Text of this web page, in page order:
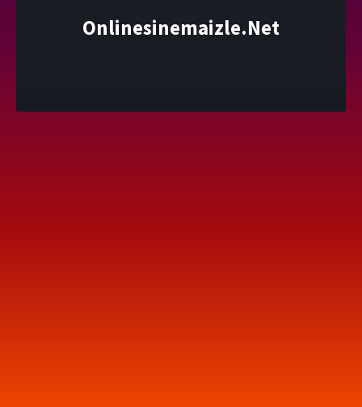
Onlinesinemaizle.Net